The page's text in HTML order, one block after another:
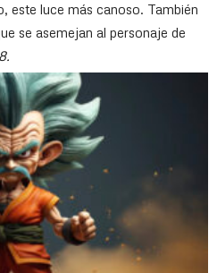
este luce más canoso. También
se asemejan al personaje de